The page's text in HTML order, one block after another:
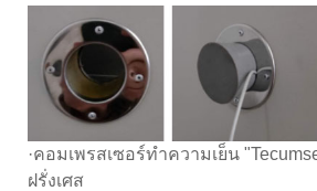
·คอมเพรสเซอร์ทำความเย็น
ฝรั่งเศส